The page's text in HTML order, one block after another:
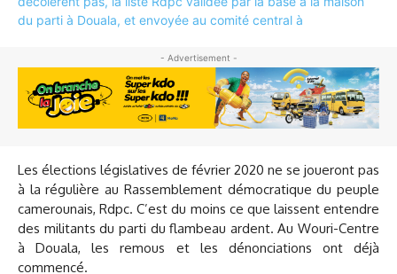
- Advertisement -
Les élections législatives de février 2020 ne se joueront pas
à la régulière au Rassemblement démocratique du peuple
camerounais, Rdpc. C’est du moins ce que laissent entendre
des militants du parti du flambeau ardent. Au Wouri-Centre
à Douala, les remous et les dénonciations ont déjà
commencé.